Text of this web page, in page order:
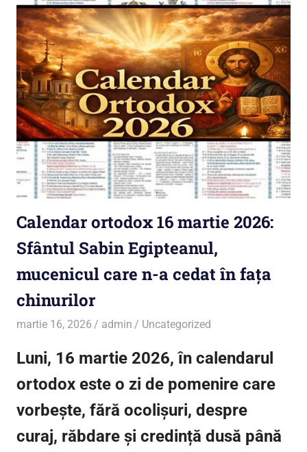
Calendar ortodox 16 martie 2026:
Sfântul Sabin Egipteanul,
mucenicul care n-a cedat în fața
chinurilor
martie 16, 2026 admin Uncategorized
Luni, 16 martie 2026, în calendarul
ortodox este o zi de pomenire care
vorbește, fără ocolișuri, despre
curaj, răbdare și credință dusă până